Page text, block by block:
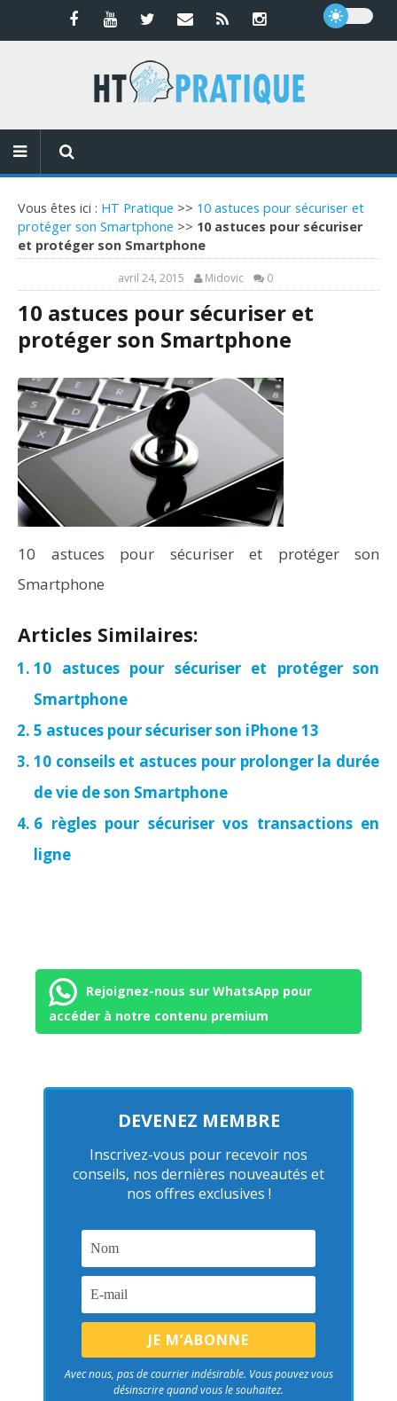
Vous êtes ici : HT Pratique >> 10 astuces pour sécuriser et
protéger son Smartphone >> 10 astuces pour sécuriser
et protéger son Smartphone
avril 24, 2015 Midovic 0
10 astuces pour sécuriser et
protéger son Smartphone
10 astuces pour sécuriser et protéger son
Smartphone
Articles Similaires:
10 astuces pour sécuriser et protéger son
Smartphone
5 astuces pour sécuriser son iPhone 13
10 conseils et astuces pour prolonger la durée
de vie de son Smartphone
6 règles pour sécuriser vos transactions en
ligne
Rejoignez-nous sur WhatsApp pour
accéder à notre contenu premium
DEVENEZ MEMBRE
Inscrivez-vous pour recevoir nos
conseils, nos dernières nouveautés et
nos offres exclusives !
Avec nous, pas de courrier indésirable. Vous pouvez vous
désinscrire quand vous le souhaitez.